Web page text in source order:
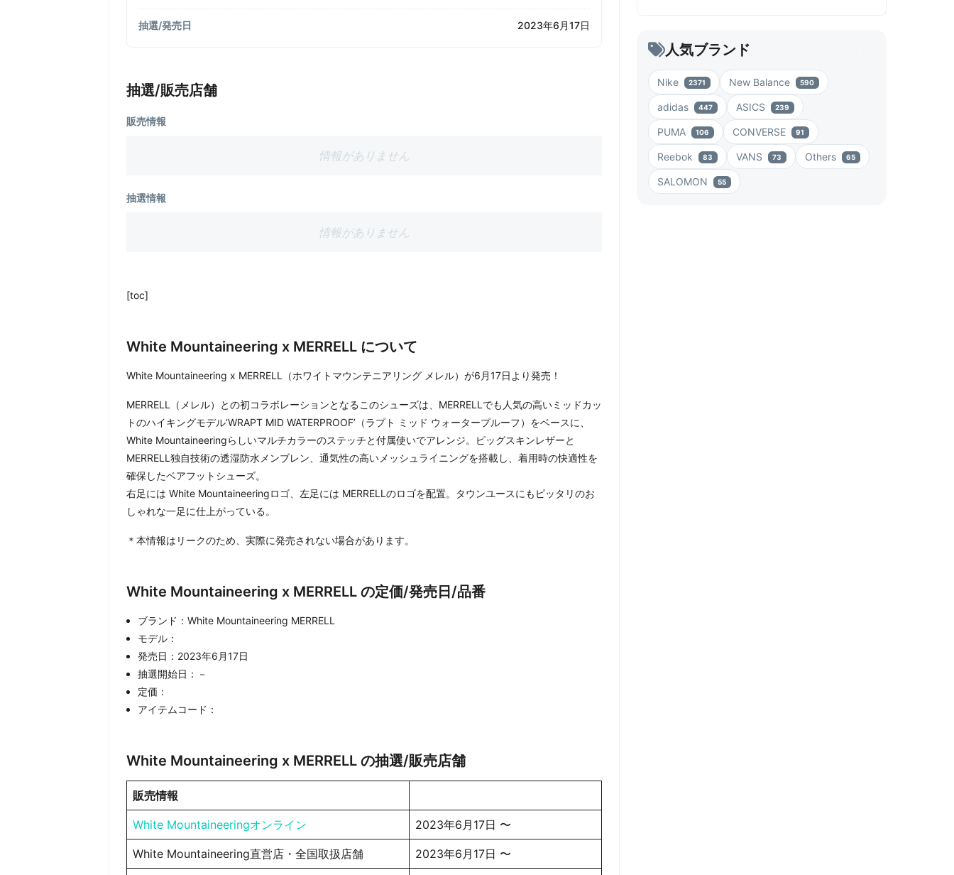
抽選/発売日 2023年6月17日
抽選/販売店舗
販売情報
情報がありません
抽選情報
情報がありません
[toc]
White Mountaineering x MERRELL について
White Mountaineering x MERRELL（ホワイトマウンテニアリング メレル）が6月17日より発売！
MERRELL（メレル）との初コラボレーションとなるこのシューズは、MERRELLでも人気の高いミッドカッ
トのハイキングモデル‘WRAPT MID WATERPROOF’（ラプト ミッド ウォータープルーフ）をベースに、
White Mountaineeringらしいマルチカラーのステッチと付属使いでアレンジ。ピッグスキンレザーと
MERRELL独自技術の透湿防水メンブレン、通気性の高いメッシュライニングを搭載し、着用時の快適性を
確保したベアフットシューズ。
右足には White Mountaineeringロゴ、左足には MERRELLのロゴを配置。タウンユースにもピッタリのお
しゃれな一足に仕上がっている。
＊本情報はリークのため、実際に発売されない場合があります。
White Mountaineering x MERRELL の定価/発売日/品番
ブランド：White Mountaineering MERRELL
モデル：
発売日：2023年6月17日
抽選開始日：－
定価：
アイテムコード：
White Mountaineering x MERRELL の抽選/販売店舗
販売情報
White Mountaineeringオンライン 2023年6月17日 〜
White Mountaineering直営店・全国取扱店舗 2023年6月17日 〜
人気ブランド
Nike 2371 New Balance 590
adidas 447 ASICS 239
PUMA 106 CONVERSE 91
Reebok 83 VANS 73 Others 65
SALOMON 55